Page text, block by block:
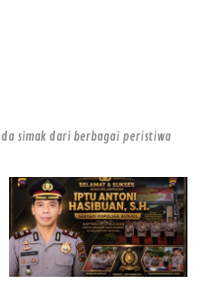
simak dari berbagai peristiwa